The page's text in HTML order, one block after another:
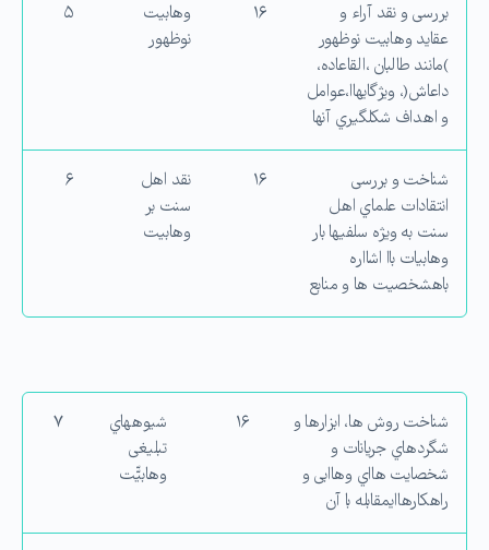
بررسی و نقد آراء و
عقاید وهابیت نوظهور
)مانند طالبان ،القاعاده،
داعاش(، ویژگایهاا،عوامل
و اهداف شكلگیري آنها
وهابیت
نوظهور
شناخت و بررسی
انتقادات علماي اهل
سنت به ویژه سلفیها بار
وهابیات باا اشااره
باهشخصیت ها و منابع
نقد اهل
سنت بر
وهابیت
شناخت روش ها، ابزارها و
شگردهاي جریانات و
شخصایت هااي وهاابی و
راهكارهاايمقابله با آن
شیوههاي
تبلیغی
وهابیّّت